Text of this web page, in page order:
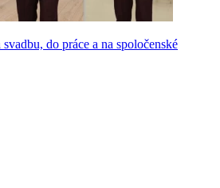
do práce a na spoločenské